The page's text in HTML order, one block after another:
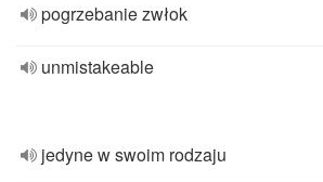
pogrzebanie zwłok
unmistakeable
jedyne w swoim rodzaju